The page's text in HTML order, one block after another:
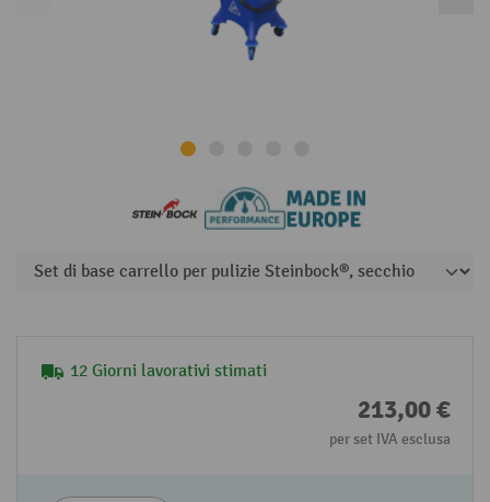
12 Giorni lavorativi stimati
213,00 €
per set IVA esclusa